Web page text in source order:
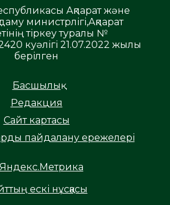
Ақпарат және
министрлігі,Ақпарат
тіркеу туралы №
куәлігі 21.07.2022 жылы
берілген
Басшылық
Редакция
Сайт картасы
пайдалану ережелері
ескі нұсқасы